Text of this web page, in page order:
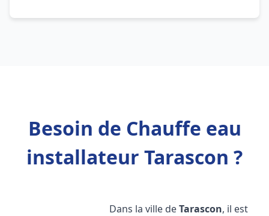
Besoin de Chauffe eau
installateur Tarascon ?
Dans la ville deTarascon, il est